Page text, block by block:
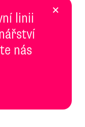
linii
nás
×